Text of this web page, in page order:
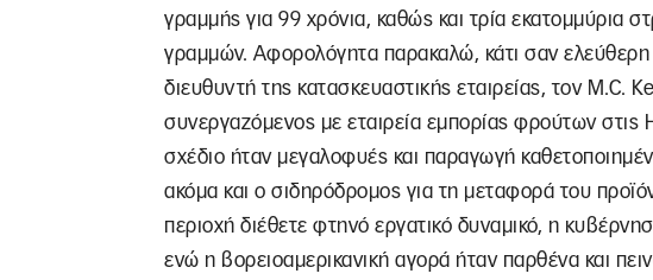
γραμμής για 99 χρόνια, καθώς και τρία εκατομμύρια
γραμμών. Αφορολόγητα παρακαλώ, κάτι σαν
διευθυντή της κατασκευαστικής εταιρείας, τον M.C.
συνεργαζόμενος με εταιρεία εμπορίας φρούτων
σχέδιο ήταν μεγαλοφυές και παραγωγή
ακόμα και ο σιδηρόδρομος για τη μεταφορά του
περιοχή διέθετε φτηνό εργατικό δυναμικό, η
ενώ η βορειοαμερικανική αγορά ήταν παρθένα και